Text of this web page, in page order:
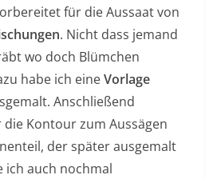
für die Aussaat von
. Nicht dass jemand
wo doch Blümchen
habe ich eineVorlage
Anschließend
Kontour zum Aussägen
der später ausgemalt
ich auch nochmal